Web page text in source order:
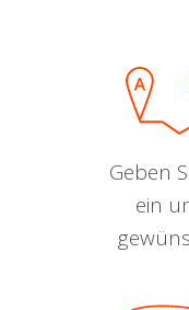
Geben
ein